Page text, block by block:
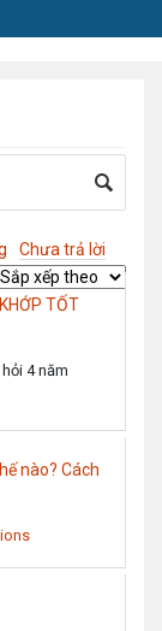
Chưa trả lời
TỐT
4 năm
nào? Cách